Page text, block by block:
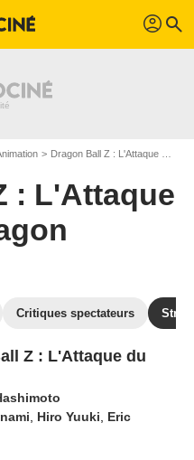
profil search
Dragon Ball Z : L'Attaque du dragon
: L'Attaque
Critiques spectateurs
Z : L'Attaque du
Hiro Yuuki
Eric